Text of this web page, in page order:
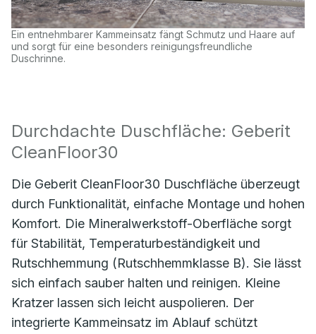
Ein entnehmbarer Kammeinsatz fängt Schmutz und Haare auf
und sorgt für eine besonders reinigungsfreundliche
Duschrinne.
Durchdachte Duschfläche: Geberit
CleanFloor30
Die Geberit CleanFloor30 Duschfläche überzeugt
durch Funktionalität, einfache Montage und hohen
Komfort. Die Mineralwerkstoff-Oberfläche sorgt
für Stabilität, Temperaturbeständigkeit und
Rutschhemmung (Rutschhemmklasse B). Sie lässt
sich einfach sauber halten und reinigen. Kleine
Kratzer lassen sich leicht auspolieren. Der
integrierte Kammeinsatz im Ablauf schützt